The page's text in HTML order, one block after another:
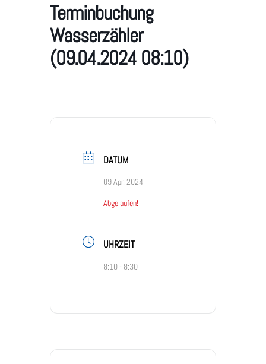
Terminbuchung
Wasserzähler
(09.04.2024 08:10)
DATUM
09 Apr. 2024
Abgelaufen!
UHRZEIT
8:10 - 8:30